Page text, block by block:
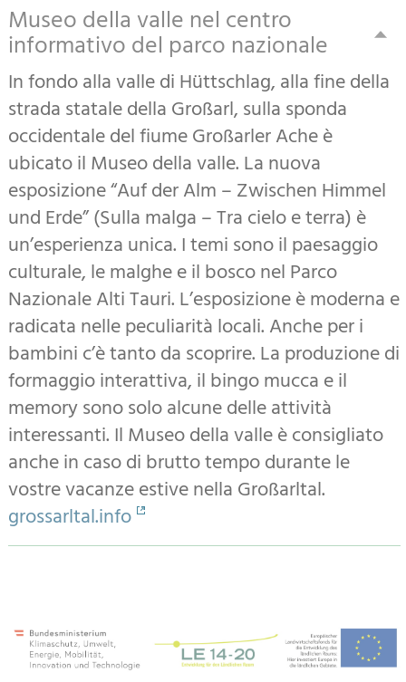
Museo della valle nel centro
informativo del parco nazionale
In fondo alla valle di Hüttschlag, alla fine della
strada statale della Großarl, sulla sponda
occidentale del fiume Großarler Ache è
ubicato il Museo della valle. La nuova
esposizione “Auf der Alm – Zwischen Himmel
und Erde” (Sulla malga – Tra cielo e terra) è
un’esperienza unica. I temi sono il paesaggio
culturale, le malghe e il bosco nel Parco
Nazionale Alti Tauri. L’esposizione è moderna e
radicata nelle peculiarità locali. Anche per i
bambini c’è tanto da scoprire. La produzione di
formaggio interattiva, il bingo mucca e il
memory sono solo alcune delle attività
interessanti. Il Museo della valle è consigliato
anche in caso di brutto tempo durante le
vostre vacanze estive nella Großarltal.
grossarltal.info